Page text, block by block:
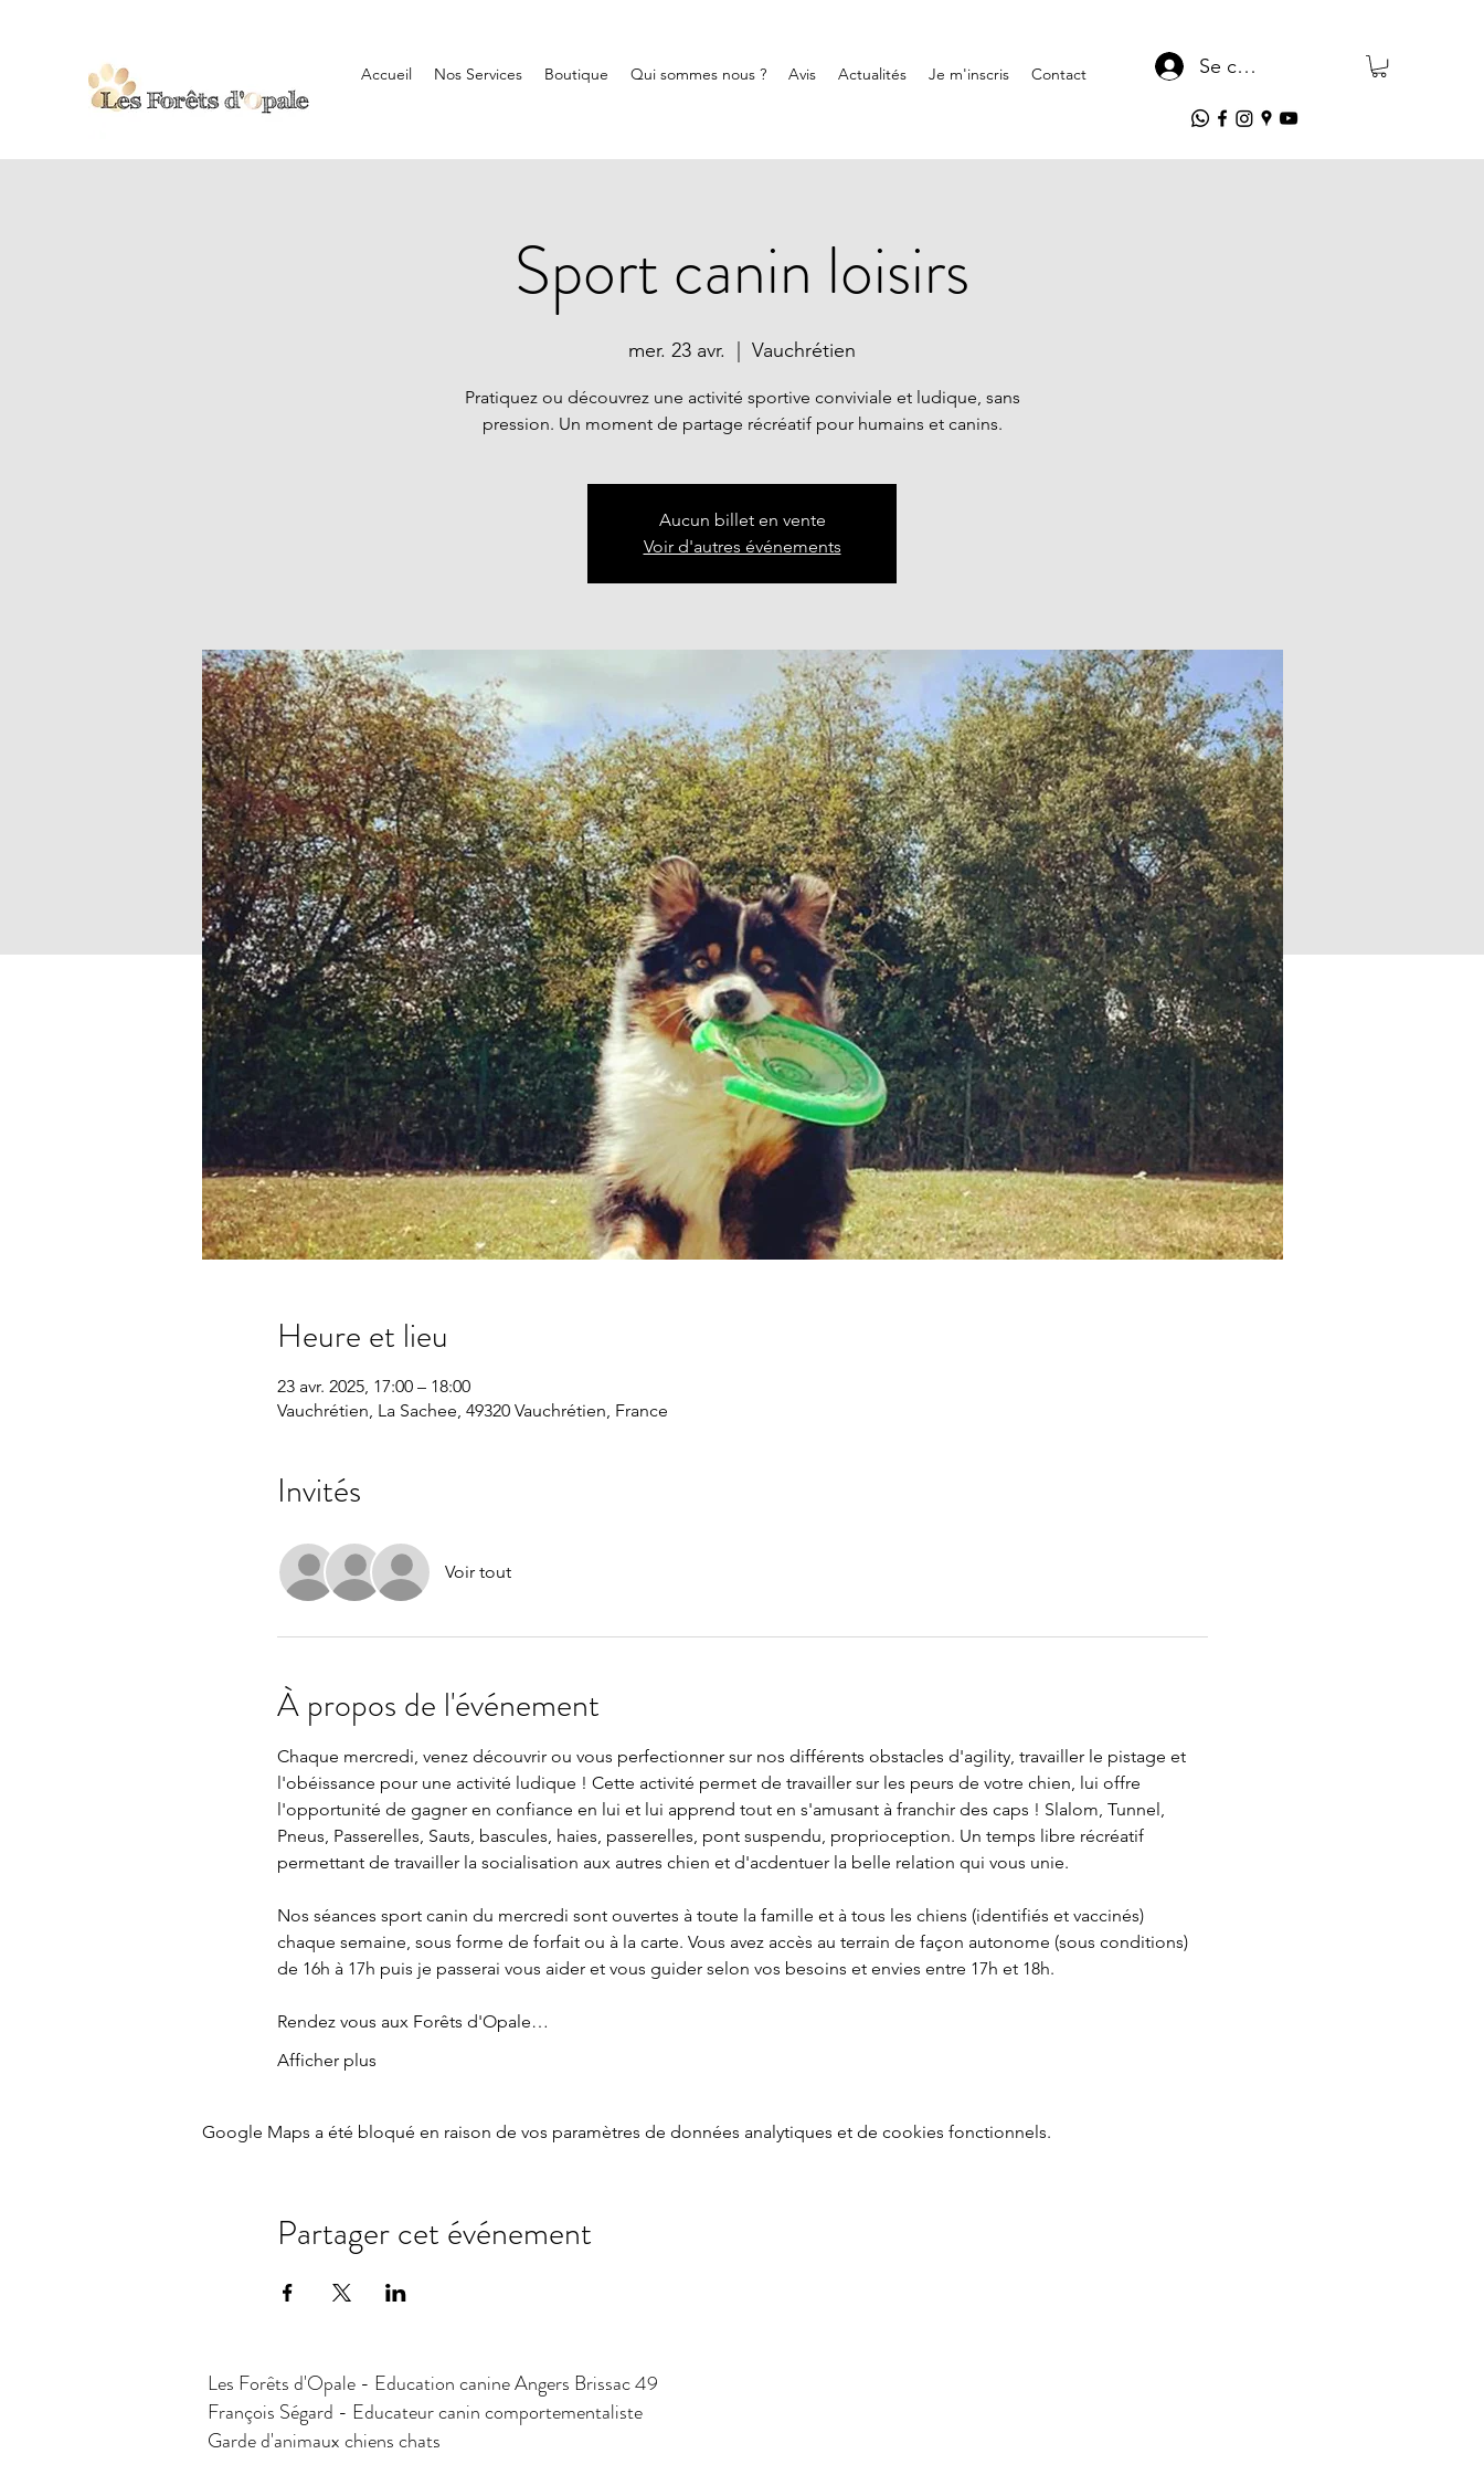
Accueil Nos Services Boutique Qui sommes nous ? Avis Actualités Je m'inscris Contact Se connecter
Sport canin loisirs
mer. 23 avr. Vauchrétien
Pratiquez ou découvrez une activité sportive conviviale et ludique, sans
pression. Un moment de partage récréatif pour humains et canins.
Aucun billet en vente
Voir d'autres événements
Heure et lieu
23 avr. 2025, 17:00 – 18:00
Vauchrétien, La Sachee, 49320 Vauchrétien, France
Invités
Voir tout
À propos de l'événement
Chaque mercredi, venez découvrir ou vous perfectionner sur nos différents obstacles d'agility, travailler le pistage et
l'obéissance pour une activité ludique ! Cette activité permet de travailler sur les peurs de votre chien, lui offre
l'opportunité de gagner en confiance en lui et lui apprend tout en s'amusant à franchir des caps ! Slalom, Tunnel,
Pneus, Passerelles, Sauts, bascules, haies, passerelles, pont suspendu, proprioception. Un temps libre récréatif
permettant de travailler la socialisation aux autres chien et d'acdentuer la belle relation qui vous unie.
Nos séances sport canin du mercredi sont ouvertes à toute la famille et à tous les chiens (identifiés et vaccinés)
chaque semaine, sous forme de forfait ou à la carte. Vous avez accès au terrain de façon autonome (sous conditions)
de 16h à 17h puis je passerai vous aider et vous guider selon vos besoins et envies entre 17h et 18h.
Rendez vous aux Forêts d'Opale…
Afficher plus
Google Maps a été bloqué en raison de vos paramètres de données analytiques et de cookies fonctionnels.
Partager cet événement
Les Forêts d'Opale - Education canine Angers Brissac 49
François Ségard - Educateur canin comportementaliste
Garde d'animaux chiens chats